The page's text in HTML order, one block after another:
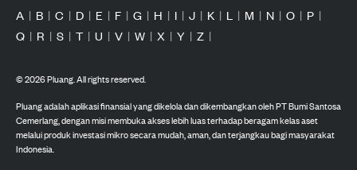
A | B | C | D | E | F | G | H | I | J | K | L | M | N | O | P |
Q | R | S | T | U | V | W | X | Y | Z |
©2026Pluang. All rights reserved.
Pluang adalah aplikasi finansial yang dikelola dan dikembangkan oleh PT Bumi Santosa
Cemerlang, dengan misi membuka akses lebih luas terhadap beragam kelas aset
melalui produk investasi mikro secara mudah, aman, dan terjangkau bagi masyarakat
Indonesia.